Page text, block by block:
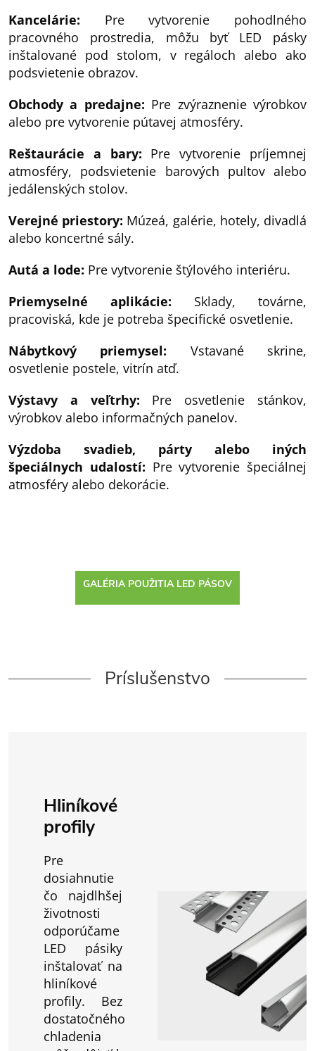
Kancelárie: Pre vytvorenie pohodlného
pracovného prostredia, môžu byť LED pásky
inštalované pod stolom, v regáloch alebo ako
podsvietenie obrazov.
Obchody a predajne: Pre zvýraznenie výrobkov
alebo pre vytvorenie pútavej atmosféry.
Reštaurácie a bary: Pre vytvorenie príjemnej
atmosféry, podsvietenie barových pultov alebo
jedálenských stolov.
Verejné priestory: Múzeá, galérie, hotely, divadlá
alebo koncertné sály.
Autá a lode: Pre vytvorenie štýlového interiéru.
Priemyselné aplikácie: Sklady, továrne,
pracoviská, kde je potreba špecifické osvetlenie.
Nábytkový priemysel: Vstavané skrine,
osvetlenie postele, vitrín atď.
Výstavy a veľtrhy: Pre osvetlenie stánkov,
výrobkov alebo informačných panelov.
Výzdoba svadieb, párty alebo iných
špeciálnych udalostí: Pre vytvorenie špeciálnej
atmosféry alebo dekorácie.
GALÉRIA POUŽITIA LED PÁSOV
Príslušenstvo
Hliníkové
profily
Pre
dosiahnutie
čo najdlhšej
životnosti
odporúčame
LED pásiky
inštalovať na
hliníkové
profily. Bez
dostatočného
chladenia